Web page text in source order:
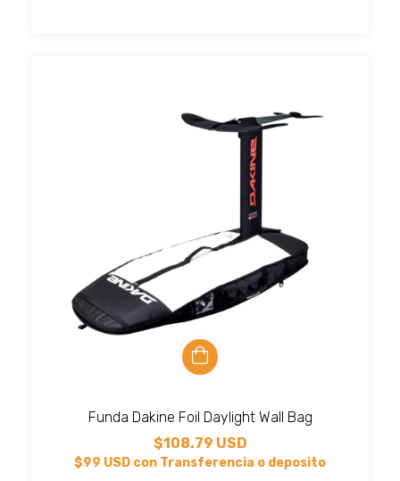
Funda Dakine Foil Daylight Wall Bag
$108.79 USD
$99 USD con Transferencia o deposito